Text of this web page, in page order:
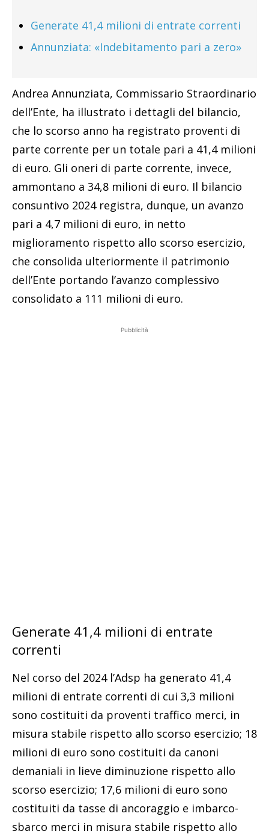
Generate 41,4 milioni di entrate correnti
Annunziata: «Indebitamento pari a zero»
Andrea Annunziata, Commissario Straordinario
dell’Ente, ha illustrato i dettagli del bilancio,
che lo scorso anno ha registrato proventi di
parte corrente per un totale pari a 41,4 milioni
di euro. Gli oneri di parte corrente, invece,
ammontano a 34,8 milioni di euro. Il bilancio
consuntivo 2024 registra, dunque, un avanzo
pari a 4,7 milioni di euro, in netto
miglioramento rispetto allo scorso esercizio,
che consolida ulteriormente il patrimonio
dell’Ente portando l’avanzo complessivo
consolidato a 111 milioni di euro.
Pubblicità
Generate 41,4 milioni di entrate
correnti
Nel corso del 2024 l’Adsp ha generato 41,4
milioni di entrate correnti di cui 3,3 milioni
sono costituiti da proventi traffico merci, in
misura stabile rispetto allo scorso esercizio; 18
milioni di euro sono costituiti da canoni
demaniali in lieve diminuzione rispetto allo
scorso esercizio; 17,6 milioni di euro sono
costituiti da tasse di ancoraggio e imbarco-
sbarco merci in misura stabile rispetto allo